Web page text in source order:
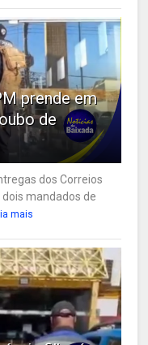
prende em
de
dos Correios
mandados de
mais